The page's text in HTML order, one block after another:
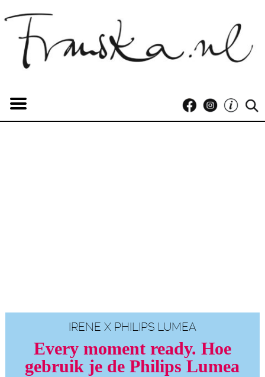
IRENE X PHILIPS LUMEA
Every moment ready. Hoe
gebruik je de Philips Lumea